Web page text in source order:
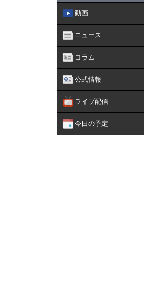
動画
ニュース
コラム
公式情報
ライブ配信
今日の予定